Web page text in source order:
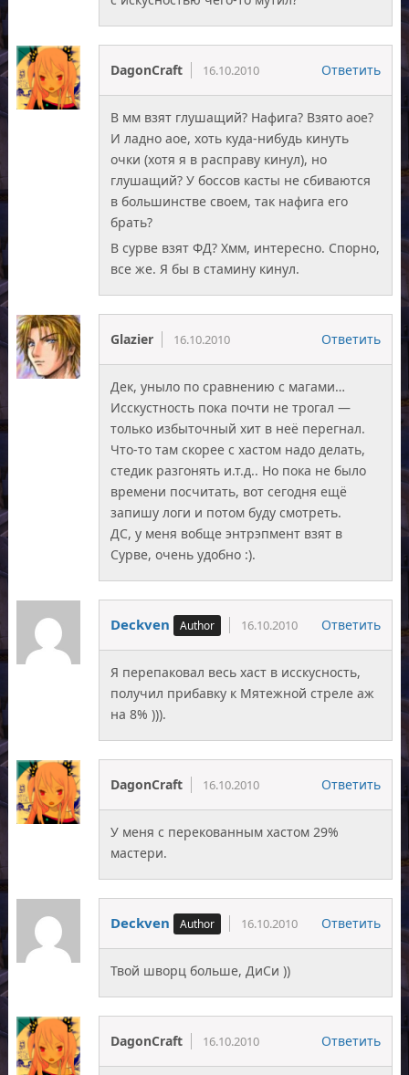
DagonCraft 16.10.2010 Ответить
В мм взят глушащий? Нафига? Взято аое?
И ладно аое, хоть куда-нибудь кинуть
очки (хотя я в расправу кинул), но
глушащий? У боссов касты не сбиваются
в большинстве своем, так нафига его
брать?
В сурве взят ФД? Хмм, интересно. Спорно,
все же. Я бы в стамину кинул.
Glazier 16.10.2010 Ответить
Дек, уныло по сравнению с магами…
Исскустность пока почти не трогал —
только избыточный хит в неё перегнал.
Что-то там скорее с хастом надо делать,
стедик разгонять и.т.д.. Но пока не было
времени посчитать, вот сегодня ещё
запишу логи и потом буду смотреть.
ДС, у меня вобще энтрэпмент взят в
Сурве, очень удобно :).
Deckven 16.10.2010 Ответить
Я перепаковал весь хаст в исскусность,
получил прибавку к Мятежной стреле аж
на 8% ))).
DagonCraft 16.10.2010 Ответить
У меня с перекованным хастом 29%
мастери.
Deckven 16.10.2010 Ответить
Твой шворц больше, ДиСи ))
DagonCraft 16.10.2010 Ответить